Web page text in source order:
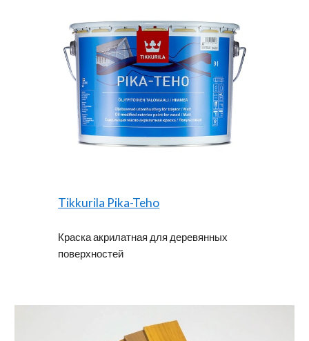
Tikkurila Pika-Teho
Краска акрилатная для деревянных
поверхностей